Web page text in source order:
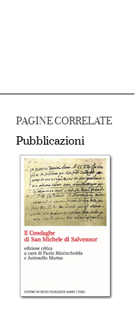
PAGINE CORRELATE
Pubblicazioni